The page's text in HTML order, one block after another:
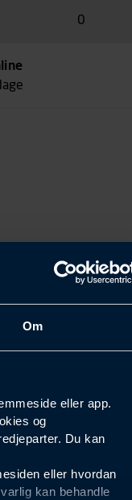
Om
eller app.
og
Du kan
eller hvordan
kan behandle